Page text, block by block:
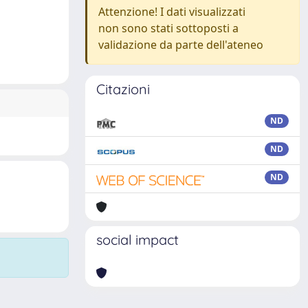
Attenzione! I dati visualizzati
non sono stati sottoposti a
validazione da parte dell'ateneo
Citazioni
ND
ND
ND
social impact